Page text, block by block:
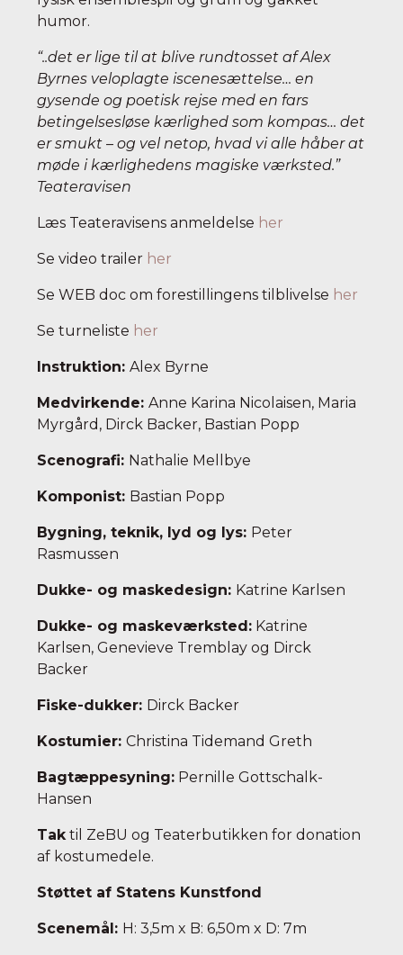
humor.
“..det er lige til at blive rundtosset af Alex
Byrnes veloplagte iscenesættelse… en
gysende og poetisk rejse med en fars
betingelsesløse kærlighed som kompas… det
er smukt – og vel netop, hvad vi alle håber at
møde i kærlighedens magiske værksted.”
Teateravisen
Læs Teateravisens anmeldelse her
Se video trailer her
Se WEB doc om forestillingens tilblivelse her
Se turneliste her
Instruktion:Alex Byrne
Medvirkende:Anne Karina Nicolaisen, Maria
Myrgård, Dirck Backer, Bastian Popp
Scenografi: Nathalie Mellbye
Komponist: Bastian Popp
Bygning, teknik, lyd og lys: Peter
Rasmussen
Dukke- og maskedesign: Katrine Karlsen
Dukke- og maskeværksted: Katrine
Karlsen, Genevieve Tremblay og Dirck
Backer
Fiske-dukker: Dirck Backer
Kostumier:Christina Tidemand Greth
Bagtæppesyning: Pernille Gottschalk-
Hansen
Tak til ZeBU og Teaterbutikken for donation
af kostumedele.
Støttet af Statens Kunstfond
Scenemål: H: 3,5m x B: 6,50m x D: 7m